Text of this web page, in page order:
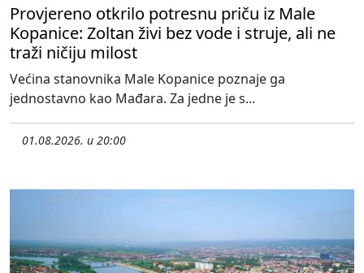
Provjereno otkrilo potresnu priču iz Male
Kopanice: Zoltan živi bez vode i struje, ali ne
traži ničiju milost
Većina stanovnika Male Kopanice poznaje ga
jednostavno kao Mađara. Za jedne je s...
01.08.2026. u 20:00